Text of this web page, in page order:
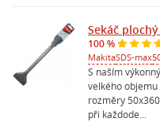
Sekáč
100 %
MakitaSDS-max
S naším
velkého objemu
rozměry
při každode...